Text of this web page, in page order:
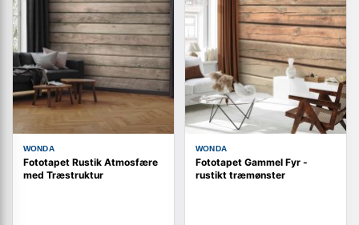
WONDA
Fototapet Rustik Atmosfære
med Træstruktur
WONDA
Fototapet Gammel Fyr -
rustikt træmønster